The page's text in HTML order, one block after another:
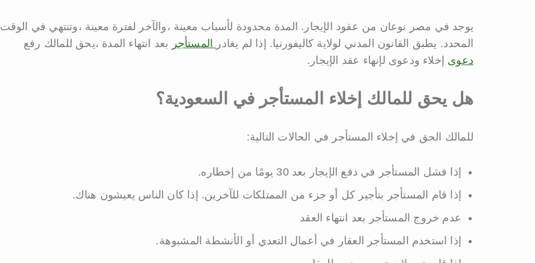
يوجد في مصر نوعان من عقود الإيجار. المدة محدودة لأسباب معينة ،والآخر لفترة معينة ،وتنتهي في الوقت
المحدد. يطبق القانون المدني لولاية كاليفورنيا. إذا لم يغادر المستأجر بعد انتهاء المدة ،يحق للمالك رفع
دعوى إخلاء ودعوى لإنهاء عقد الإيجار.
هل يحق للمالك إخلاء المستأجر في السعودية؟
للمالك الحق في إخلاء المستأجر في الحالات التالية:
إذا فشل المستأجر في دفع الإيجار بعد 30 يومًا من إخطاره.
إذا قام المستأجر بتأجير كل أو جزء من الممتلكات للآخرين. إذا كان الناس يعيشون هناك.
عدم خروج المستأجر بعد انتهاء العقد
إذا استخدم المستأجر العقار في أعمال التعدي أو الأنشطة المشبوهة.